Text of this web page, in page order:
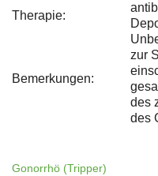
Therapie:
Bemerkungen:
zur
des
des
Gonorrhö (Tripper)